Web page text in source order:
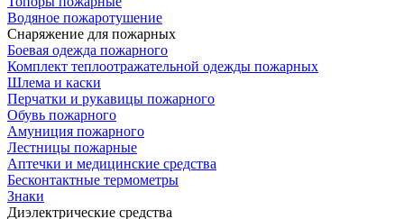
Водяное пожаротушение
Снаряжение для пожарных
Боевая одежда пожарного
Комплект теплоотражательной одежды пожарных
Шлема и каски
Перчатки и рукавицы пожарного
Обувь пожарного
Амуниция пожарного
Лестницы пожарные
Аптечки и медицинские средства
Бесконтактные термометры
Знаки
Диэлектрические средства